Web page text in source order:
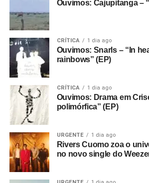
Fantasma funcionando todo
E se ainda não assinou, dá
newsletter
mail.
Ouvimos: Cajupitanga –
CRÍTICA 1 dia ago
Ouvimos: Snarls – “In
rainbows” (EP)
CRÍTICA 1 dia ago
Ouvimos: Drama em
polimórfica” (EP)
URGENTE 1 dia ago
Rivers Cuomo zoa o
no novo single do